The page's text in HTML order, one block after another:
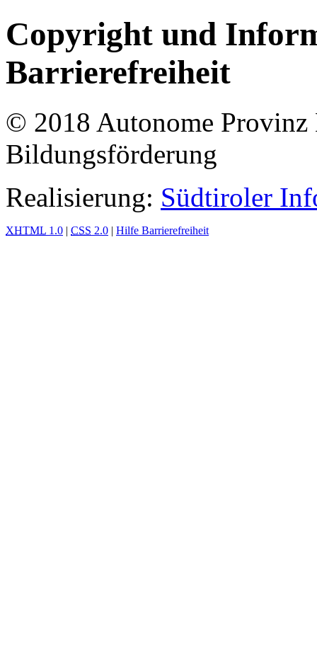
Copyright und
Barrierefreiheit
© 2018 Autonome Provinz
Bildungsförderung
Realisierung: Südtiroler
XHTML 1.0 | CSS 2.0 | Hilfe Barrierefreiheit